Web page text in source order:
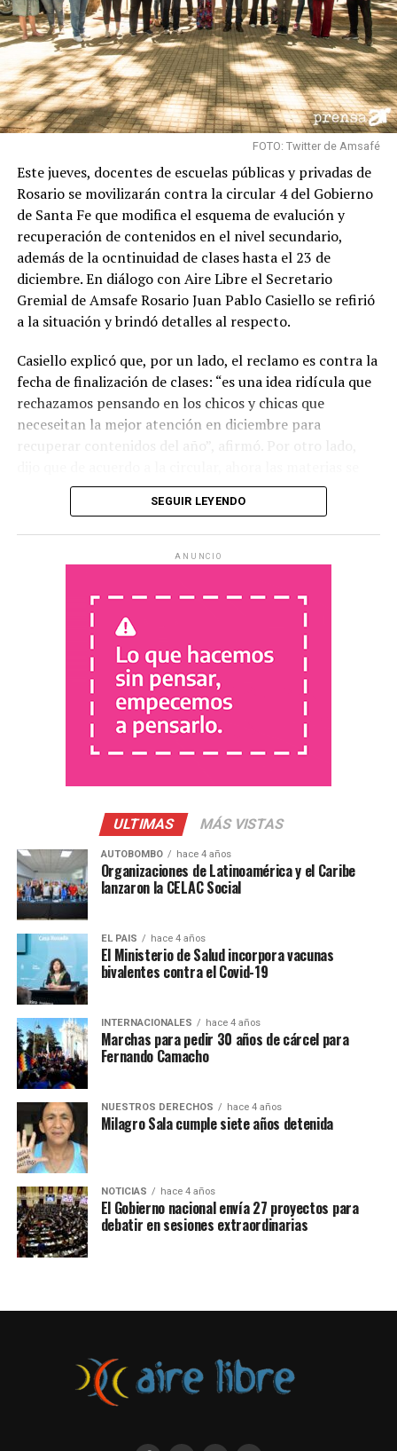
FOTO: Twitter de Amsafé
Este jueves, docentes de escuelas públicas y privadas de
Rosario se movilizarán contra la circular 4 del Gobierno
de Santa Fe que modifica el esquema de evalución y
recuperación de contenidos en el nivel secundario,
además de la ocntinuidad de clases hasta el 23 de
diciembre. En diálogo con Aire Libre el Secretario
Gremial de Amsafe Rosario Juan Pablo Casiello se refirió
a la situación y brindó detalles al respecto.
Casiello explicó que, por un lado, el reclamo es contra la
fecha de finalización de clases: “es una idea ridícula que
rechazamos pensando en los chicos y chicas que
neceseitan la mejor atención en diciembre para
recuperar contenidos del año”, afirmó. Por otro lado,
aprueban por “paquetes”, es decir que se juntan cuatro
materias relativamente afines y se realiza un trabajo
integrador para aprobarlas. En ese sentido dijo que “la
escuela secundaria tiene un montón de dificultades y
estamos rechazando” y agregó “es muy poco serio y
creemos que no es asi como se logra la continuidad de
los chicos y chicas en las escuelas”
Casielo expresó que “no hay criterios claros” con
respecto a las nuevas modificaciones establecidas y
agregó: “es toda una política de autoritarimo por parte
del Ministerio”. Además, informó que mañana, Amsafe
junto a Sadop y toda la comunidad secundaria
concentrarán a las 11 frente a la sede del Ministerio de
Defendamos la Educación
Secundaria
pic.twitter.com/kBF3BXoEkU
— Amsafe Rosario (@RosarioAmsafe)November 22, 2022
SEGUIR LEYENDO
ANUNCIO
ULTIMAS MÁS VISTAS
AUTOBOMBO hace 4 años
Organizaciones de Latinoamérica y el Caribe
lanzaron la CELAC Social
EL PAIS hace 4 años
El Ministerio de Salud incorpora vacunas
bivalentes contra el Covid-19
INTERNACIONALES hace 4 años
Marchas para pedir 30 años de cárcel para
Fernando Camacho
NUESTROS DERECHOS hace 4 años
Milagro Sala cumple siete años detenida
NOTICIAS hace 4 años
El Gobierno nacional envía 27 proyectos para
debatir en sesiones extraordinarias